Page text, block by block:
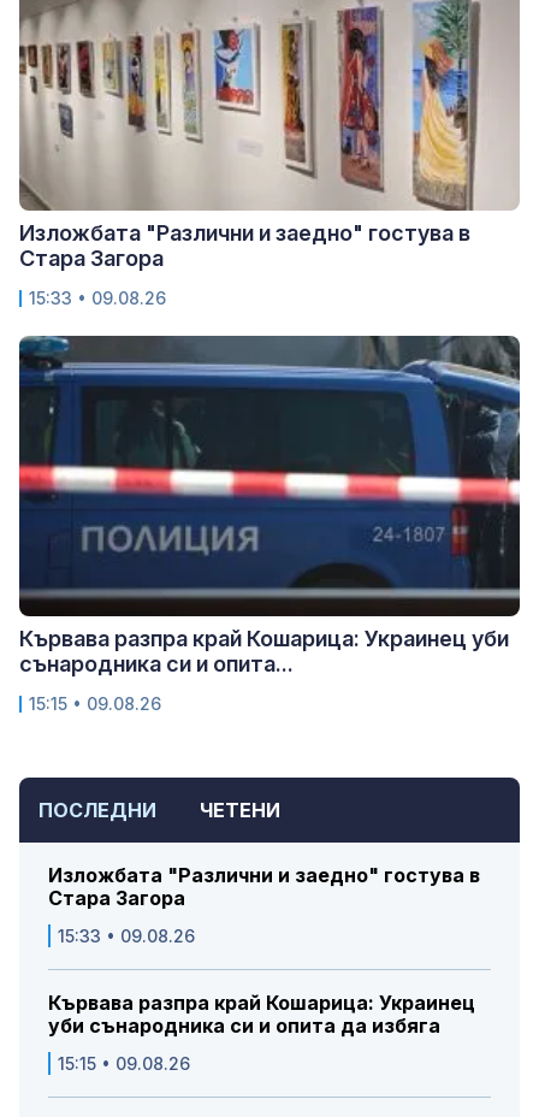
ПОСЛЕДНИ ЧЕТЕНИ
Изложбата "Различни и заедно" гостува в
Стара Загора
15:33 • 09.08.26
Кървава разпра край Кошарица: Украинец
уби сънародника си и опита да избяга
15:15 • 09.08.26
Изложбата "Различни и заедно" гостува в
Стара Загора
15:33 • 09.08.26
Кървава разпра край Кошарица: Украинец уби
сънародника си и опита...
15:15 • 09.08.26